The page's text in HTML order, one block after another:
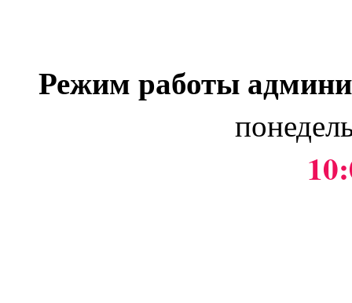
Режим работы